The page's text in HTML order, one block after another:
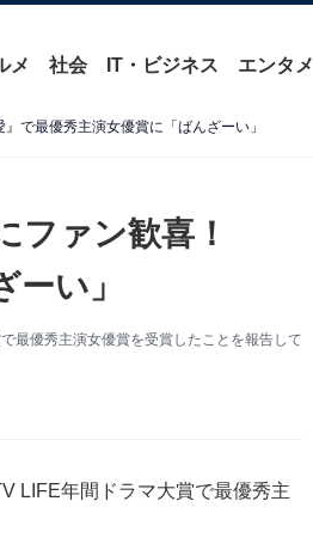
メ 社会 IT・ビジネス エンタメ
で最優秀主演女優賞に「ばんざーい」
ファン歓喜！
ーい」
最優秀主演女優賞を受賞したことを報告して
LIFE年間ドラマ大賞で最優秀主